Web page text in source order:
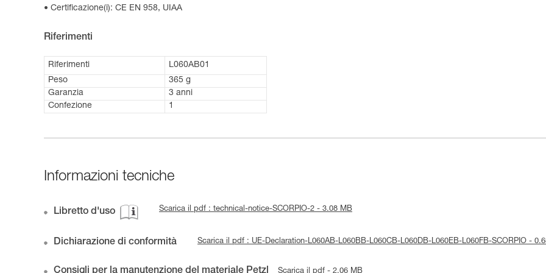
Certificazione(i): CE EN 958, UIAA
Riferimenti
Riferimenti
L060AB01
Peso
365 g
Garanzia
3 anni
Confezione
1
Informazioni tecniche
Libretto d'uso Scarica il pdf : technical-notice-SCORPIO-2 - 3.08 MB
Dichiarazione di conformità Scarica il pdf : UE-Declaration-L060AB-L060BB-L060CB-L060DB-L060EB-L060FB-SCORPIO -
Scarica il pdf - 2.06 MB